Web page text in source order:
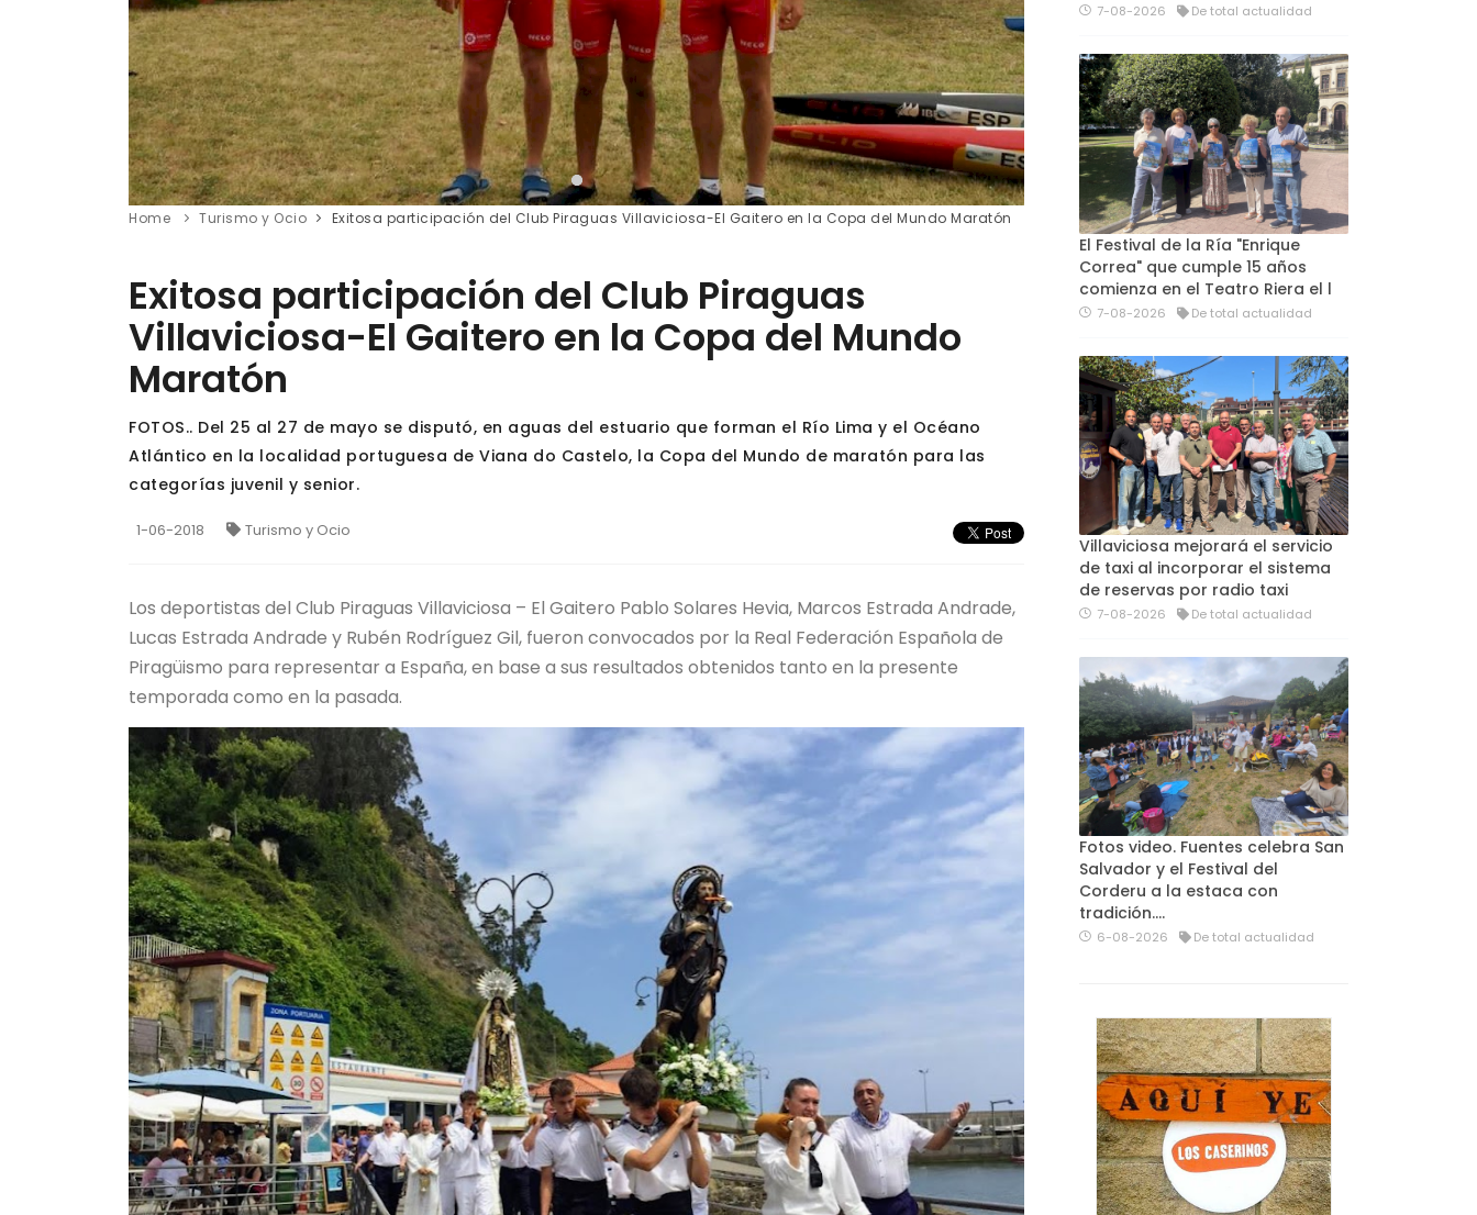
Home Turismo y Ocio Exitosa participación del Club Piraguas Villaviciosa-El Gaitero en la Copa del Mundo Maratón
Exitosa participación del Club Piraguas
Villaviciosa-El Gaitero en la Copa del Mundo
Maratón
FOTOS.. Del 25 al 27 de mayo se disputó, en aguas del estuario que forman el Río Lima y el Océano
Atlántico en la localidad portuguesa de Viana do Castelo, la Copa del Mundo de maratón para las
categorías juvenil y senior.
1-06-2018 Turismo y Ocio
Los deportistas del Club Piraguas Villaviciosa – El Gaitero Pablo Solares Hevia, Marcos Estrada Andrade,
Lucas Estrada Andrade y Rubén Rodríguez Gil, fueron convocados por la Real Federación Española de
Piragüismo para representar a España, en base a sus resultados obtenidos tanto en la presente
temporada como en la pasada.
7-08-2026 De total actualidad
El Festival de la Ría "Enrique
Correa" que cumple 15 años
comienza en el Teatro Riera el l
7-08-2026 De total actualidad
Villaviciosa mejorará el servicio
de taxi al incorporar el sistema
de reservas por radio taxi
7-08-2026 De total actualidad
Fotos video. Fuentes celebra San
Salvador y el Festival del
Corderu a la estaca con
tradición....
6-08-2026 De total actualidad